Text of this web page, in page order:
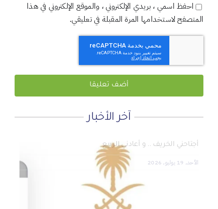
آخر الأخبار
أجتاحني الخريف .. و أعادني الربيع
الأحد, 19 يوليو, 2026
لماذا نعمل 8 ساعات؟
الجمعة, 3 يوليو, 2026
المنطقة الآمنة
الخميس, 2 يوليو, 2026
احفظ اسمي ، بريدي الإلكتروني ، والموقع الإلكتروني في هذا
المتصفح لاستخدامها المرة المقبلة في تعليقي.